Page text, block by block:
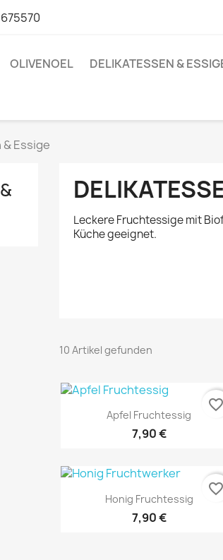
OLIVENOEL DELIKATESSEN &
Essige
Leckere Fruchtessige mit
Küche geeignet.
10 Artikel gefunden
 Vorschau
Apfel Fruchtessig
7,90 €
favorite_border
Vorschau
Honig Fruchtessig
7,90 €
favorite_border